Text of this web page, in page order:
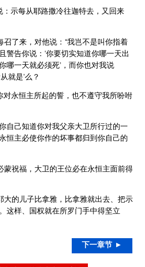
：示每从耶路撒冷往迦特去，又回来
召了来，对他说：“我岂不是叫你指着
警告你说：‘你要切实知道你哪一天出
哪一天就必须死’，而你也对我说
就是’么？
对永恒主所起的誓，也不遵守我所吩咐
自己知道你对我父亲大卫所行过的一
恒主必使你作的坏事都归到你自己的
蒙祝福，大卫的王位必在永恒主面前得
大的儿子比拿雅，比拿雅就出去、把示
这样、国权就在所罗门手中得坚立
下一章节 ►